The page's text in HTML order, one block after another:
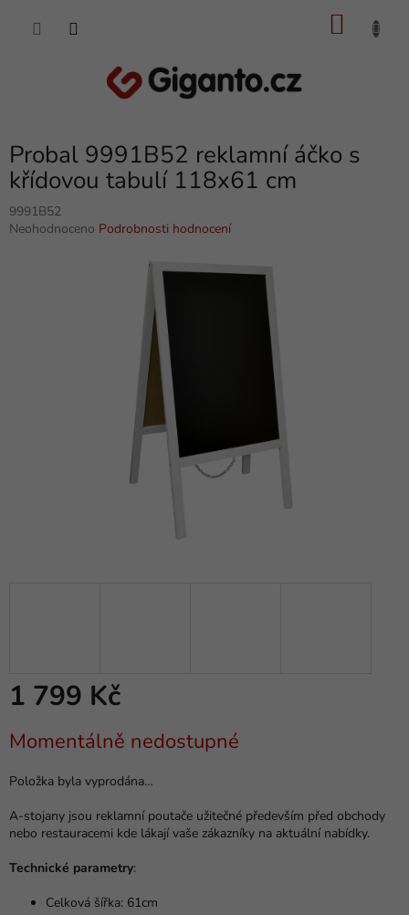
Probal 9991B52 reklamní áčko s
křídovou tabulí 118x61 cm
9991B52
Průměrné
Neohodnoceno Podrobnosti hodnocení
1 799 Kč
cena:
Momentálně nedostupné
Položka byla vyprodána…
A-stojany jsou reklamní poutače užitečné především před obchody
nebo restauracemi kde lákají vaše zákazníky na aktuální nabídky.
Technické parametry:
Celková šířka: 61cm